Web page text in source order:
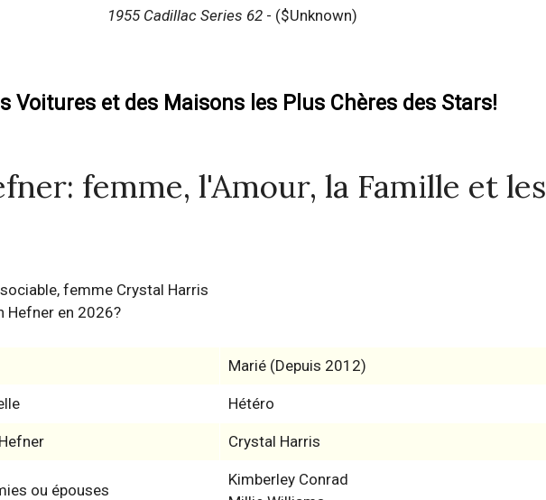
1955 Cadillac Series 62 - ($Unknown)
Voitures et des Maisons les Plus Chères des Stars!
femme, l'Amour, la Famille et les
femme Crystal Harris
Hefner en 2026?
Marié (Depuis 2012)
Hétéro
Crystal Harris
ou épouses
Kimberley Conrad